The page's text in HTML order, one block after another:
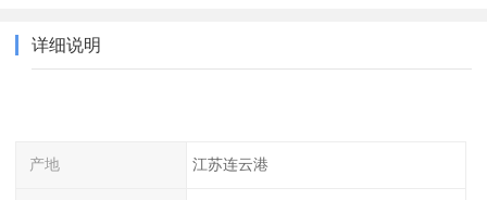
详细说明
产地 江苏连云港